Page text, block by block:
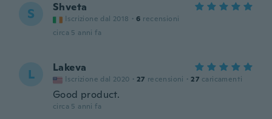
S Shveta
Iscrizione dal 2018 · 6 recensioni
circa 5 anni fa
L Lakeva
Iscrizione dal 2020 · 27 recensioni · 27 caricamenti
Good product.
circa 5 anni fa